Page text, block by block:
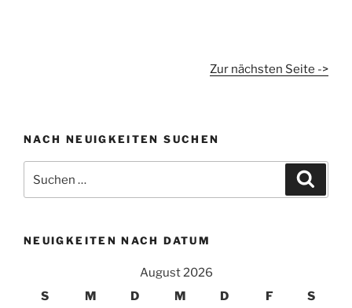
Zur nächsten Seite ->
NACH NEUIGKEITEN SUCHEN
nach:
NEUIGKEITEN NACH DATUM
August 2026
S
M D M D F S